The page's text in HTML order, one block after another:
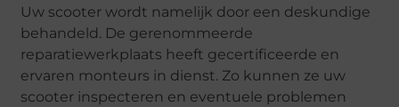
Uw scooter wordt namelijk door een deskundige
behandeld. De gerenommeerde
reparatiewerkplaats heeft gecertificeerde en
ervaren monteurs in dienst. Zo kunnen ze uw
scooter inspecteren en eventuele problemen